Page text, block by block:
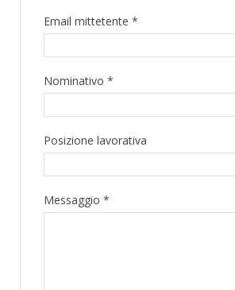
Email mittetente *
Nominativo *
Posizione lavorativa
Messaggio *